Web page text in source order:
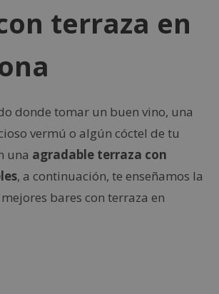
terraza en
donde tomar un buen vino, una
vermú o algún cóctel de tu
una agradable terraza con
, a continuación, te enseñamos la
bares con terraza en